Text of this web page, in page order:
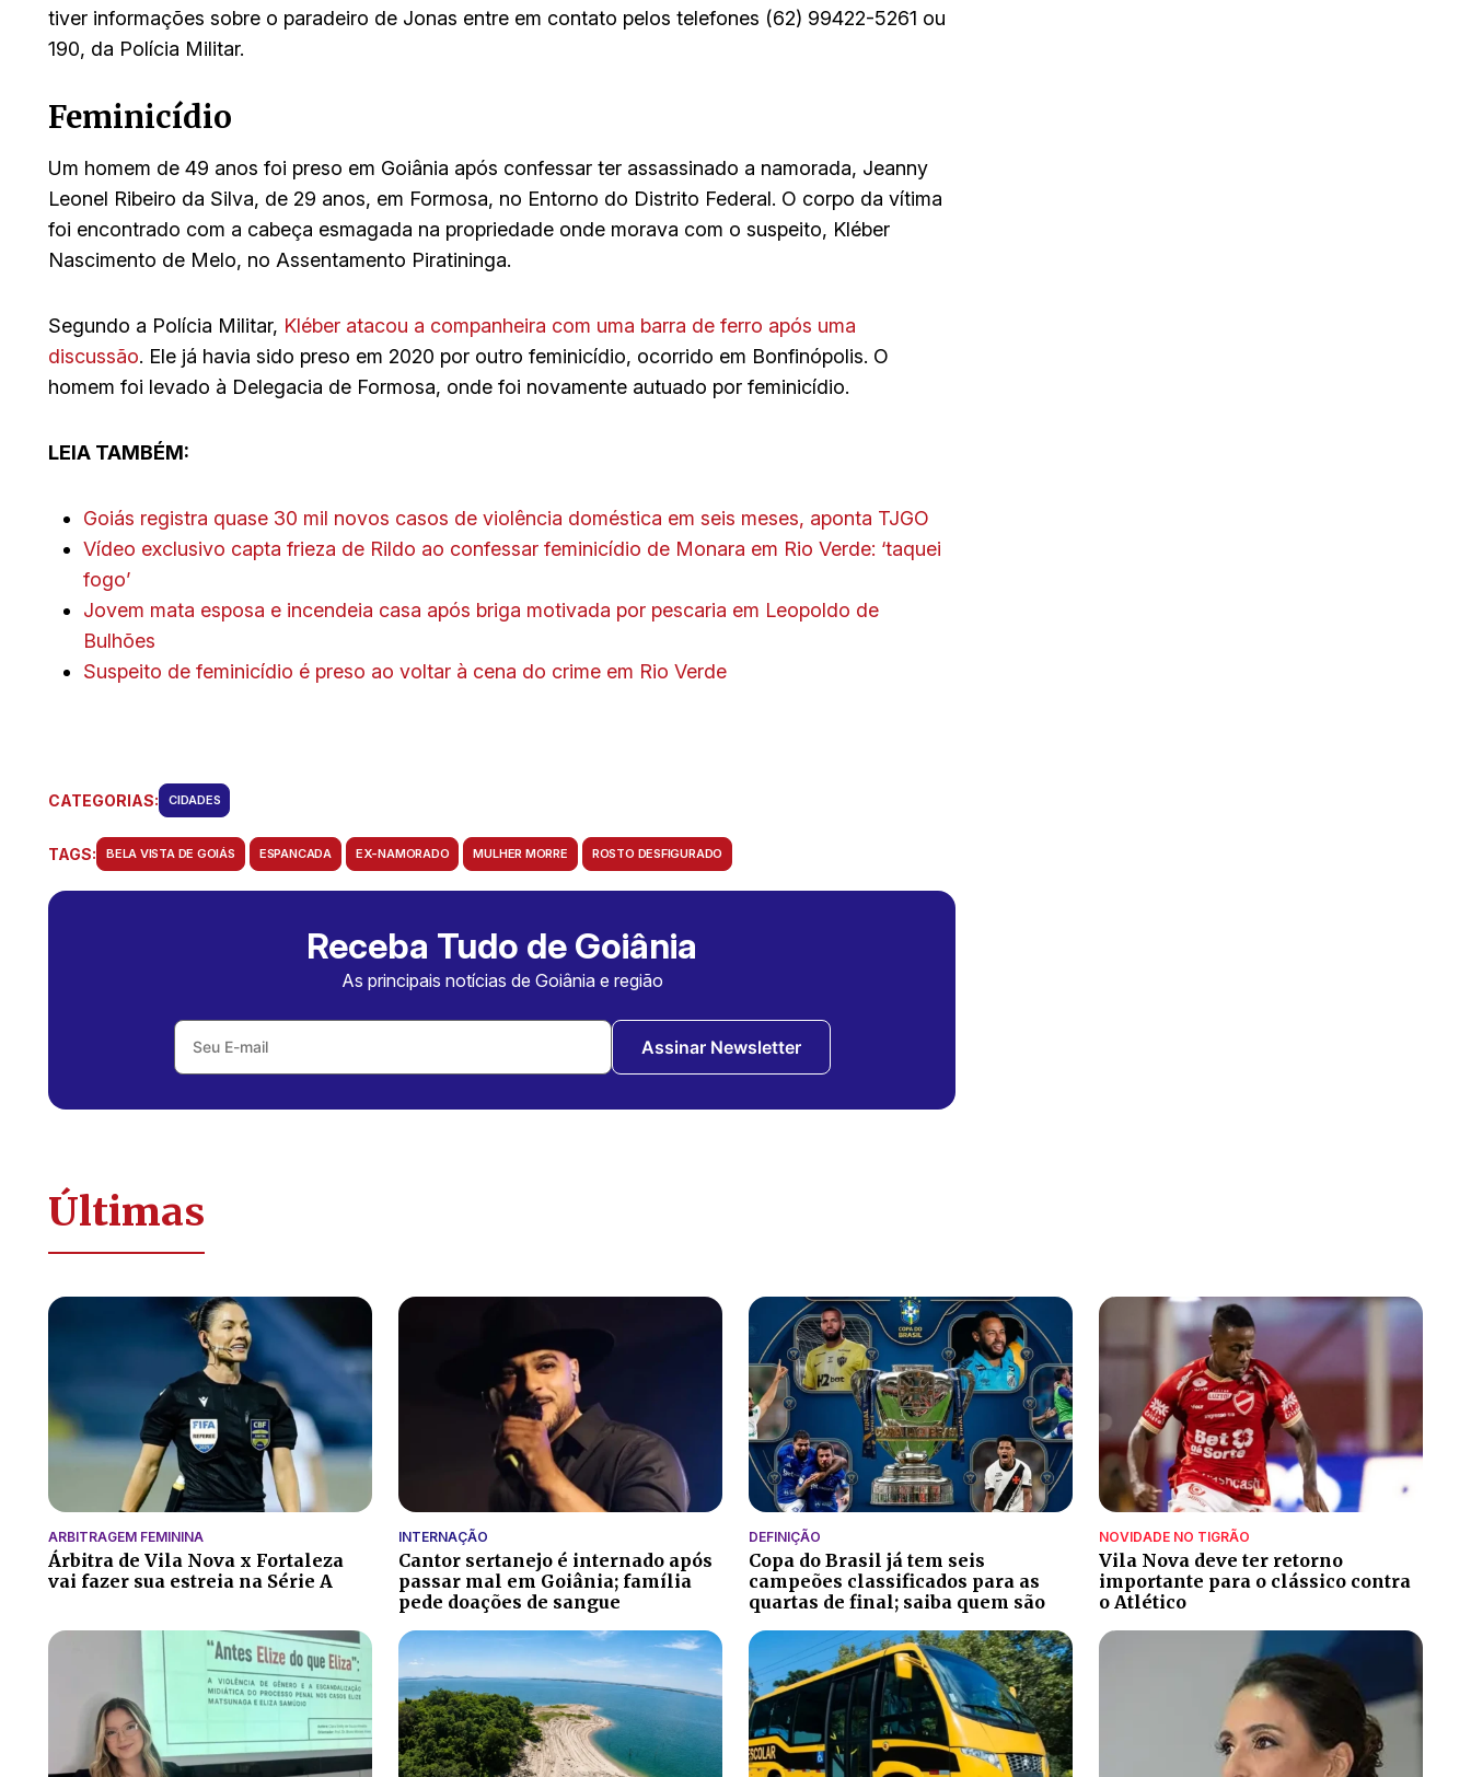
tiver informações sobre o paradeiro de Jonas entre em contato pelos telefones (62) 99422-5261 ou
190, da Polícia Militar.
Feminicídio
Um homem de 49 anos foi preso em Goiânia após confessar ter assassinado a namorada, Jeanny
Leonel Ribeiro da Silva, de 29 anos, em Formosa, no Entorno do Distrito Federal. O corpo da vítima
foi encontrado com a cabeça esmagada na propriedade onde morava com o suspeito, Kléber
Nascimento de Melo, no Assentamento Piratininga.
Segundo a Polícia Militar, Kléber atacou a companheira com uma barra de ferro após uma
discussão. Ele já havia sido preso em 2020 por outro feminicídio, ocorrido em Bonfinópolis. O
homem foi levado à Delegacia de Formosa, onde foi novamente autuado por feminicídio.
LEIA TAMBÉM:
Goiás registra quase 30 mil novos casos de violência doméstica em seis meses, aponta TJGO
Vídeo exclusivo capta frieza de Rildo ao confessar feminicídio de Monara em Rio Verde: ‘taquei
fogo’
Jovem mata esposa e incendeia casa após briga motivada por pescaria em Leopoldo de
Bulhões
Suspeito de feminicídio é preso ao voltar à cena do crime em Rio Verde
CATEGORIAS: CIDADES
TAGS: BELA VISTA DE GOIÁS ESPANCADA EX-NAMORADO MULHER MORRE ROSTO DESFIGURADO
Receba Tudo de Goiânia
As principais notícias de Goiânia e região
Assinar Newsletter
Últimas
ARBITRAGEM FEMININA
Árbitra de Vila Nova x Fortaleza
vai fazer sua estreia na Série A
INTERNAÇÃO
Cantor sertanejo é internado após
passar mal em Goiânia; família
pede doações de sangue
DEFINIÇÃO
Copa do Brasil já tem seis
campeões classificados para as
quartas de final; saiba quem são
NOVIDADE NO TIGRÃO
Vila Nova deve ter retorno
importante para o clássico contra
o Atlético